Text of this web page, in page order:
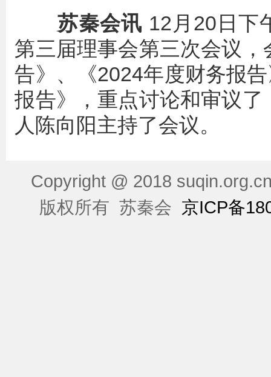
苏秦会讯 12月20日下
第三届理事会第三次会议
告》、《2024年度财务报
报告》，重点讨论和审议
人陈向阳主持了会议。
Copyright @ 2018
版权所有 苏秦会 京ICP备